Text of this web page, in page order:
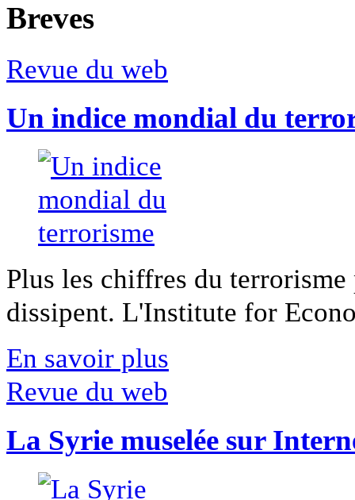
Breves
Revue du web
Un indice mondial du
Plus les chiffres du
dissipent. L'Institute for
En savoir plus
Revue du web
La Syrie muselée sur